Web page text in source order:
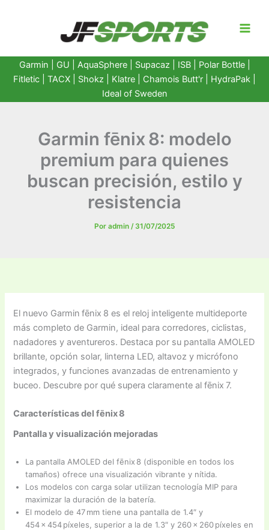
Garmin GU AquaSphere| Supacaz | ISB | Polar Bottle|
Fitletic
TACX Shokz Klatre Chamois Butt'r HydraPak
Ideal of Sweden
Garmin fēnix 8: modelo
premium para quienes
buscan precisión, estilo y
resistencia
Por admin / 31/07/2025
El nuevo Garmin fēnix 8 es el reloj inteligente multideporte
más completo de Garmin, ideal para corredores, ciclistas,
nadadores y aventureros. Destaca por su pantalla AMOLED
brillante, opción solar, linterna LED, altavoz y micrófono
integrados, y funciones avanzadas de entrenamiento y
buceo. Descubre por qué supera claramente al fēnix 7.
Características del fēnix 8
Pantalla y visualización mejoradas
La pantalla AMOLED del fēnix 8 (disponible en todos los
tamaños) ofrece una visualización vibrante y nítida.
Los modelos con carga solar utilizan tecnología MIP para
maximizar la duración de la batería.
El modelo de 47 mm tiene una pantalla de 1.4″ y
454 × 454 píxeles, superior a la de 1.3″ y 260 × 260 píxeles en